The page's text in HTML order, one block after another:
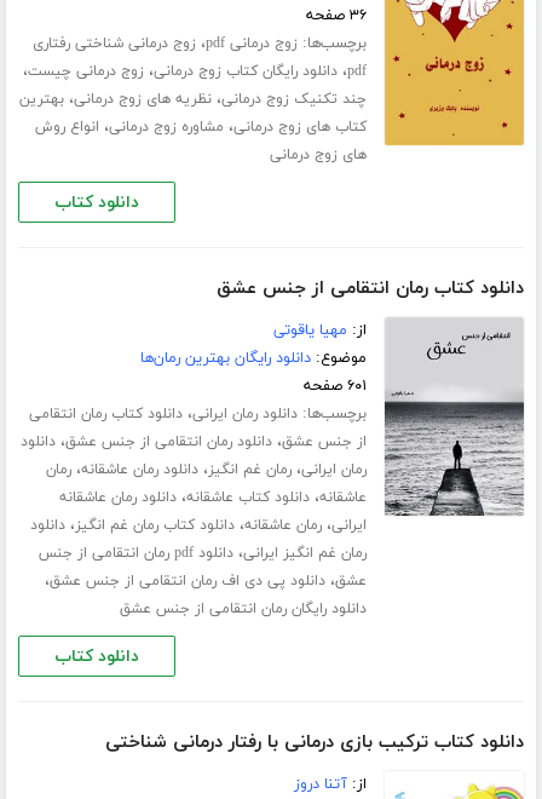
۳۶ صفحه
برچسب‌ها: زوج درمانی pdf ، زوج درمانی شناختی رفتاری
pdf،دانلود رایگان کتاب زوج درمانی، زوج درمانی چیست،
چند تکنیک زوج درمانی،نظریه های زوج درمانی،بهترین
کتاب های زوج درمانی، مشاوره زوج درمانی، انواع روش
های زوج درمانی
دانلود کتاب
دانلود کتاب رمان انتقامی از جنس عشق
از: مهیا یاقوتی
موضوع:دانلود رایگان بهترین رمان‌ها
۶۰۱ صفحه
برچسب‌ها:دانلود رمان ایرانی،دانلود کتاب رمان انتقامی
از جنس عشق،دانلود رمان انتقامی از جنس عشق،دانلود
رمان ایرانی،رمان غم انگیز،دانلود رمان عاشقانه،رمان
عاشقانه،دانلود کتاب عاشقانه،دانلود رمان عاشقانه
ایرانی،رمان عاشقانه،دانلود کتاب رمان غم انگیز،دانلود
رمان غم انگیز ایرانی،
دانلود pdf رمان انتقامی از جنس
عشق،دانلود پی دی اف رمان انتقامی از جنس عشق،
دانلود رایگان رمان انتقامی از جنس عشق
دانلود کتاب
دانلود کتاب ترکیب بازی درمانی با رفتار درمانی شناختی
از:آتنا دروز